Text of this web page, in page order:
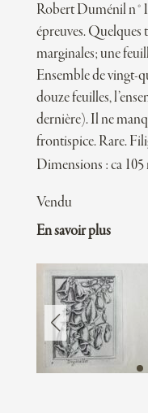
Robert Duménil
épreuves. Quelques
marginales; une
Ensemble de vingt-
douze feuilles,
dernière). Il ne
frontispice. Rare.
Dimensions : ca
Vendu
En savoir plus